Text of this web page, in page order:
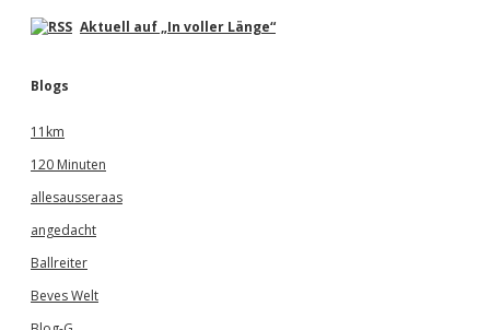
Aktuell auf „In voller Länge“
Blogs
11km
120 Minuten
allesausseraas
angedacht
Ballreiter
Beves Welt